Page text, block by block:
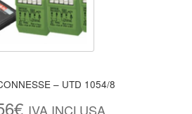
KIT LUCI CONNESSE – UTD 1054/8
€ IVA INCLUSA